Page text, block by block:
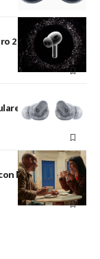
2 y AirPods Pro
Beats
los AirPods